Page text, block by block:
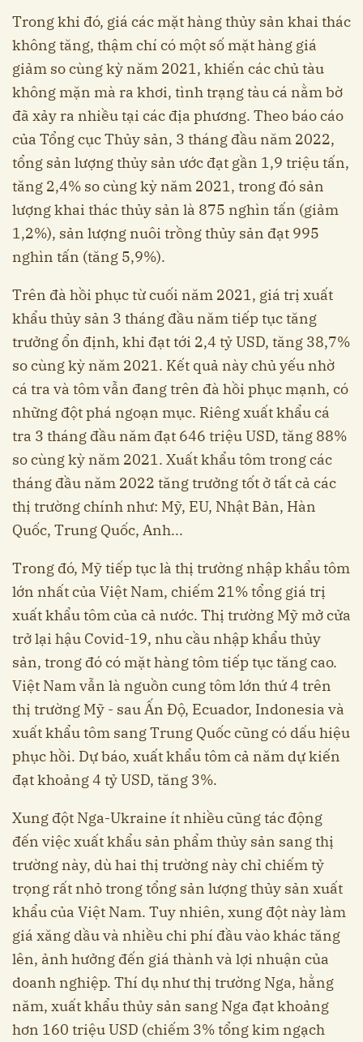
Trong khi đó, giá các mặt hàng thủy sản khai thác
không tăng, thậm chí có một số mặt hàng giá
giảm so cùng kỳ năm 2021, khiến các chủ tàu
không mặn mà ra khơi, tình trạng tàu cá nằm bờ
đã xảy ra nhiều tại các địa phương. Theo báo cáo
của Tổng cục Thủy sản, 3 tháng đầu năm 2022,
tổng sản lượng thủy sản ước đạt gần 1,9 triệu tấn,
tăng 2,4% so cùng kỳ năm 2021, trong đó sản
lượng khai thác thủy sản là 875 nghìn tấn (giảm
1,2%), sản lượng nuôi trồng thủy sản đạt 995
nghìn tấn (tăng 5,9%).
Trên đà hồi phục từ cuối năm 2021, giá trị xuất
khẩu thủy sản 3 tháng đầu năm tiếp tục tăng
trưởng ổn định, khi đạt tới 2,4 tỷ USD, tăng 38,7%
so cùng kỳ năm 2021. Kết quả này chủ yếu nhờ
cá tra và tôm vẫn đang trên đà hồi phục mạnh, có
những đột phá ngoạn mục. Riêng xuất khẩu cá
tra 3 tháng đầu năm đạt 646 triệu USD, tăng 88%
so cùng kỳ năm 2021. Xuất khẩu tôm trong các
tháng đầu năm 2022 tăng trưởng tốt ở tất cả các
thị trường chính như: Mỹ, EU, Nhật Bản, Hàn
Quốc, Trung Quốc, Anh...
Trong đó, Mỹ tiếp tục là thị trường nhập khẩu tôm
lớn nhất của Việt Nam, chiếm 21% tổng giá trị
xuất khẩu tôm của cả nước. Thị trường Mỹ mở cửa
trở lại hậu Covid-19, nhu cầu nhập khẩu thủy
sản, trong đó có mặt hàng tôm tiếp tục tăng cao.
Việt Nam vẫn là nguồn cung tôm lớn thứ 4 trên
thị trường Mỹ - sau Ấn Độ, Ecuador, Indonesia và
xuất khẩu tôm sang Trung Quốc cũng có dấu hiệu
phục hồi. Dự báo, xuất khẩu tôm cả năm dự kiến
đạt khoảng 4 tỷ USD, tăng 3%.
Xung đột Nga-Ukraine ít nhiều cũng tác động
đến việc xuất khẩu sản phẩm thủy sản sang thị
trường này, dù hai thị trường này chỉ chiếm tỷ
trọng rất nhỏ trong tổng sản lượng thủy sản xuất
khẩu của Việt Nam. Tuy nhiên, xung đột này làm
giá xăng dầu và nhiều chi phí đầu vào khác tăng
lên, ảnh hưởng đến giá thành và lợi nhuận của
doanh nghiệp. Thí dụ như thị trường Nga, hằng
năm, xuất khẩu thủy sản sang Nga đạt khoảng
hơn 160 triệu USD (chiếm 3% tổng kim ngạch